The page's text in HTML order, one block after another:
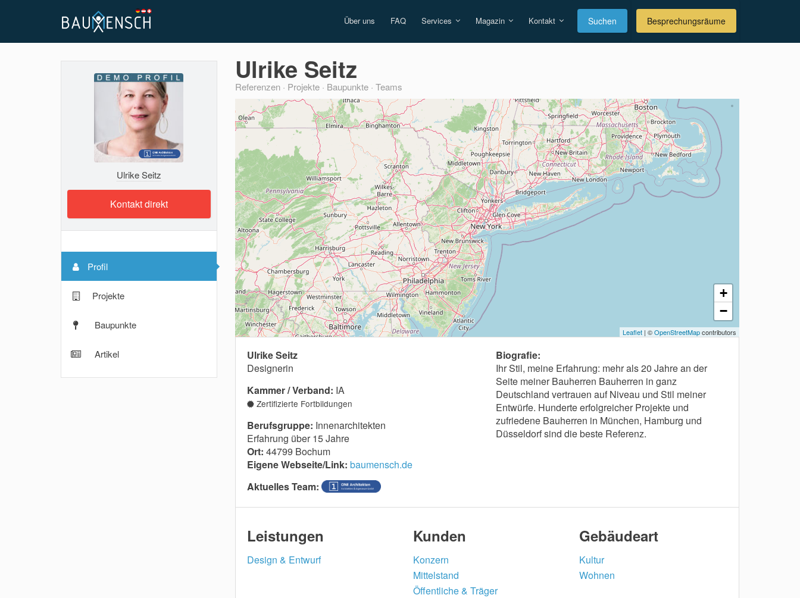
Über uns FAQ Services Magazin Kontakt Suchen Besprechungsräume
Ulrike Seitz
Kontakt direkt
Profil
Projekte
Baupunkte
Artikel
Ulrike Seitz
Referenzen · Projekte · Baupunkte · Teams
+
−
Leaflet | ©OpenStreetMapcontributors
Ulrike Seitz
Designerin
Kammer / Verband: IA
Zertifizierte Fortbildungen
Berufsgruppe: Innenarchitekten
Erfahrung über 15 Jahre
Ort: 44799 Bochum
Eigene Webseite/Link: baumensch.de
Aktuelles Team:
Biografie:
Ihr Stil, meine Erfahrung: mehr als 20 Jahre an der
Seite meiner Bauherren Bauherren in ganz
Deutschland vertrauen auf Niveau und Stil meiner
Entwürfe. Hunderte erfolgreicher Projekte und
zufriedene Bauherren in München, Hamburg und
Düsseldorf sind die beste Referenz.
Leistungen
Design & Entwurf
Kunden
Konzern
Mittelstand
Öffentliche & Träger
Gebäudeart
Kultur
Wohnen